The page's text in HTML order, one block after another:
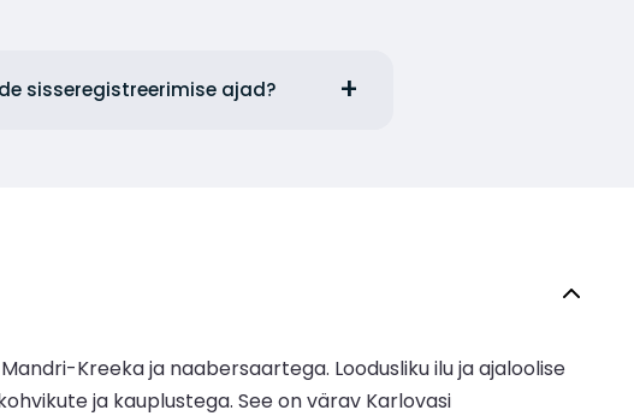
sisseregistreerimise ajad?
Kreeka ja naabersaartega. Loodusliku ilu ja ajaloolise
ja kauplustega. See on värav Karlovasi